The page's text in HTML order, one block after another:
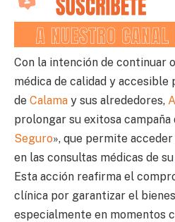
Con la intención de continuar
médica de calidad y accesible
de Calama y sus alrededores,
prolongar su exitosa campaña
Seguro», que permite
en las consultas médicas de su
Esta acción reafirma el
clínica por garantizar el
especialmente en momentos